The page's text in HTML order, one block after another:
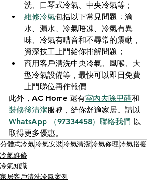
洗、口琴式冷氣、中央冷氣等；
維修冷氣包括以下常見問題：滴
水、漏水、冷氣唔凍、冷氣有異
味、冷氣有嘈音和不尋常的震動，
資深技工上門給你排解問題；
商用客戶清洗中央冷氣、風喉、大
型冷氣設備等，最快可以即日免費
上門睇位再作報價
此外，AC Home 還有室內去除甲醛和
裝修後清潔服務，給你舒適家居。請以
WhatsApp （97334458）聯絡我們 以
取得更多優惠。
分體式冷氣冷氣安裝冷氣清潔冷氣修理冷氣搭棚
冷氣維修
冷氣知識
家居客戶清洗冷氣案例